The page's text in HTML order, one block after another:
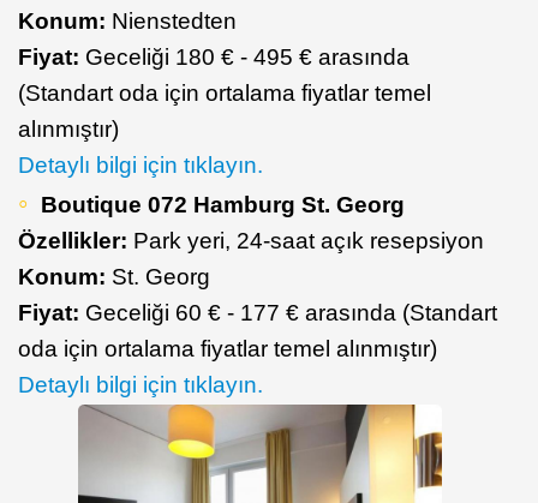
Konum: Nienstedten
Fiyat: Geceliği 180 € - 495 € arasında
(Standart oda için ortalama fiyatlar temel
alınmıştır)
Detaylı bilgi için tıklayın.
Boutique 072 Hamburg St. Georg
Özellikler: Park yeri, 24-saat açık resepsiyon
Konum: St. Georg
Fiyat: Geceliği 60 € - 177 € arasında (Standart
oda için ortalama fiyatlar temel alınmıştır)
Detaylı bilgi için tıklayın.